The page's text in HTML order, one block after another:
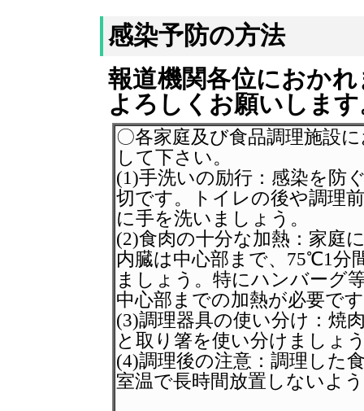
感染予防の方法
報道機関各位におか
よろしくお願いします
〇各家庭及び食品調理施設
して下さい。
(1)手洗いの励行：感染を防
切です。トイレの後や調理
に手を洗いましょう。
(2)食肉の十分な加熱：家庭
内臓は中心部まで、75℃1分
ましょう。特にハンバーグ
中心部までの加熱が必要で
(3)調理器具の使い分け：焼
と取り箸を使い分けましょ
(4)調理後の注意：調理した
室温で長時間放置しないよ